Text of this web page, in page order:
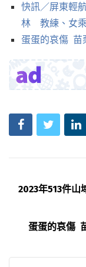
快訊／屏東輕
林 教練、女
蛋蛋的哀傷 苗
2023年513件
蛋蛋的哀傷